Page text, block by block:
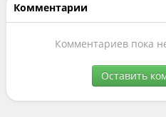
Комментарии
Комментариев пока
Оставить